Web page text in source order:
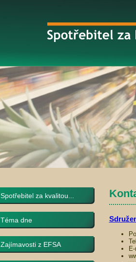
Spotřebitel za kvalitou...
Téma dne
Zajímavosti z EFSA